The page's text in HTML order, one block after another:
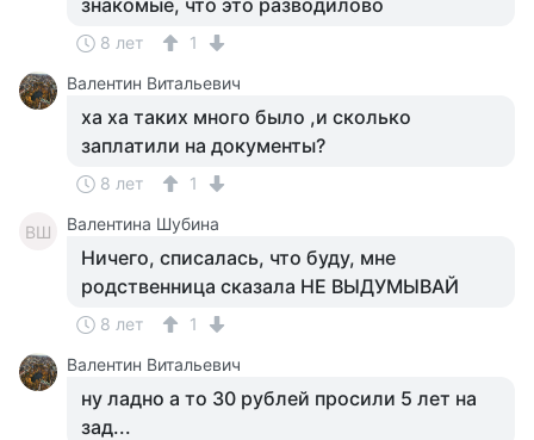
знакомые, что это разводилово
8 лет
1
Валентин Витальевич
ха ха таких много было ,и сколько
заплатили на документы?
8 лет 1
ВШ Валентина Шубина
Ничего, списалась, что буду, мне
родственница сказала НЕ ВЫДУМЫВАЙ
8 лет
1
Валентин Витальевич
ну ладно а то 30 рублей просили 5 лет на
зад...